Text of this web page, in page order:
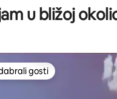
u bližoj
gosti
gosti